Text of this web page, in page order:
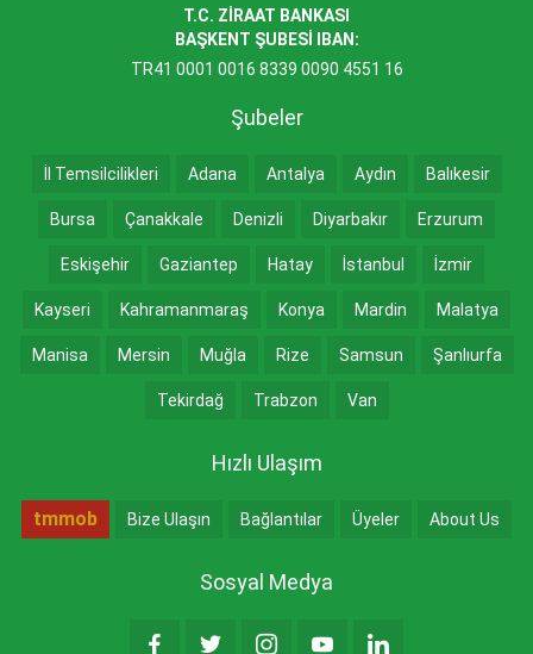
T.C. ZİRAAT BANKASI
BAŞKENT ŞUBESİ IBAN:
TR41 0001 0016 8339 0090 4551 16
Şubeler
İl Temsilcilikleri Adana Antalya Aydın Balıkesir
Bursa Çanakkale Denizli Diyarbakır Erzurum
Eskişehir Gaziantep Hatay İstanbul İzmir
Kayseri Kahramanmaraş Konya Mardin Malatya
Manisa Mersin Muğla Rize Samsun Şanlıurfa
Tekirdağ Trabzon Van
Hızlı Ulaşım
tmmob Bize Ulaşın Bağlantılar Üyeler About Us
Sosyal Medya